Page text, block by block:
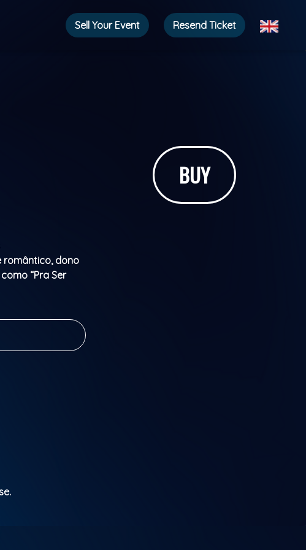
Sell ​​Your Event Resend Ticket
romântico, dono
“Pra Ser
com grupo
batucada.
BUY